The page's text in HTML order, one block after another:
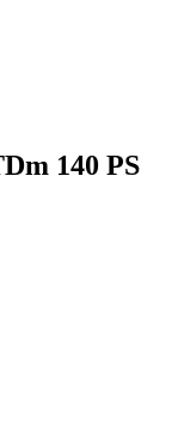
140 PS